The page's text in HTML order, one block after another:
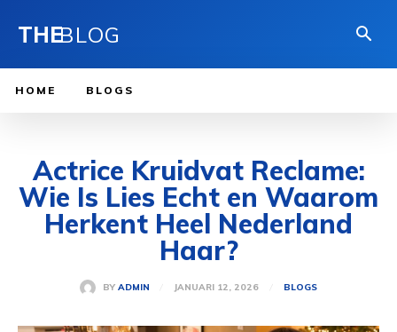
THEBLOG
HOME BLOGS
Actrice Kruidvat Reclame:
Wie Is Lies Echt en Waarom
Herkent Heel Nederland
Haar?
BY ADMIN JANUARI 12, 2026 BLOGS